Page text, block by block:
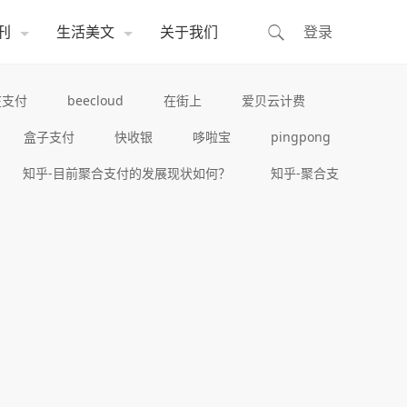
生活美文 关于我们 登录
付 beecloud 在街上 爱贝云计费
盒子支付 快收银 哆啦宝 pingpong
知乎-目前聚合支付的发展现状如何？ 知乎-聚合支